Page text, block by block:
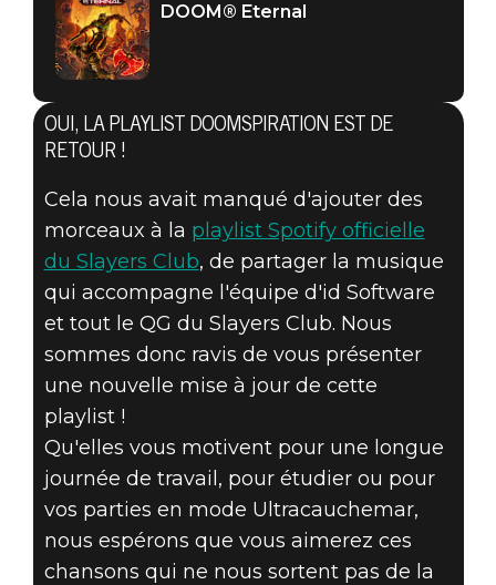
DOOM® Eternal
23 novembre 2020
VOTRE PLAYLIST
DOOMSPIRATION
DE NOVEMBRE
2020
DOOM® Eternal
OUI, LA PLAYLIST DOOMSPIRATION EST DE
RETOUR !
Cela nous avait manqué d'ajouter des
morceaux à la playlist Spotify officielle
du Slayers Club, de partager la musique
qui accompagne l'équipe d'id Software
et tout le QG du Slayers Club. Nous
sommes donc ravis de vous présenter
une nouvelle mise à jour de cette
playlist !
Qu'elles vous motivent pour une longue
journée de travail, pour étudier ou pour
vos parties en mode Ultracauchemar,
nous espérons que vous aimerez ces
chansons qui ne nous sortent pas de la